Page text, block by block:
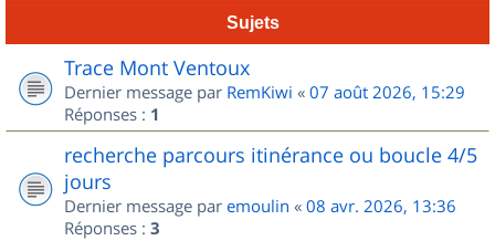
Sujets
Trace Mont Ventoux
Dernier message par RemKiwi « 07 août 2026, 15:29
Réponses : 1
recherche parcours itinérance ou boucle 4/5
jours
Dernier message par emoulin « 08 avr. 2026, 13:36
Réponses : 3